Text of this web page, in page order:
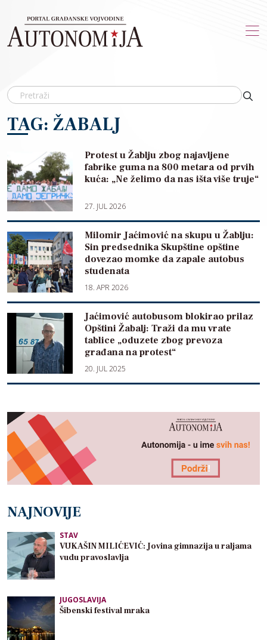
TAG: ŽABALJ
Protest u Žablju zbog najavljene
fabrike guma na 800 metara od prvih
kuća: „Ne želimo da nas išta više truje“
27. JUL 2026
Milomir Jaćimović na skupu u Žablju:
Sin predsednika Skupštine opštine
dovezao momke da zapale autobus
studenata
18. APR 2026
Jaćimović autobusom blokirao prilaz
Opštini Žabalj: Traži da mu vrate
tablice „oduzete zbog prevoza
građana na protest“
20. JUL 2025
NAJNOVIJE
STAV
VUKAŠIN MILIĆEVIĆ: Jovina gimnazija u raljama
vudu pravoslavlja
JUGOSLAVIJA
Šibenski festival mraka